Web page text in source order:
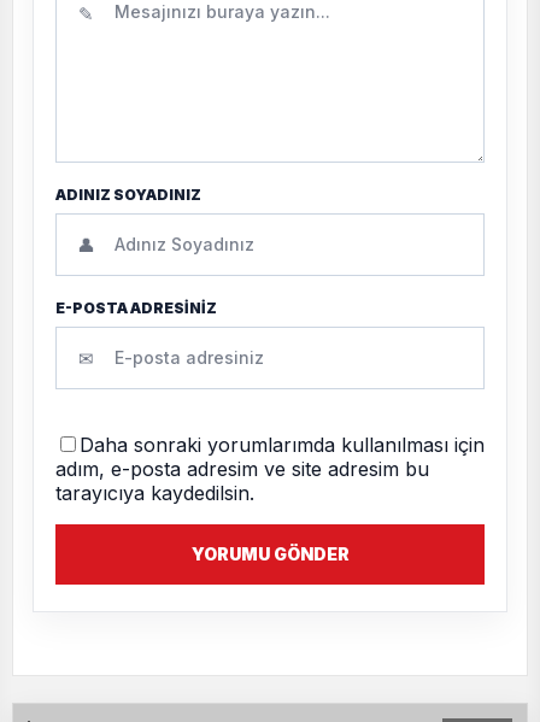
✎
ADINIZ SOYADINIZ
👤
E-POSTA ADRESİNİZ
✉
Daha sonraki yorumlarımda kullanılması için
adım, e-posta adresim ve site adresim bu
tarayıcıya kaydedilsin.
YORUMU GÖNDER